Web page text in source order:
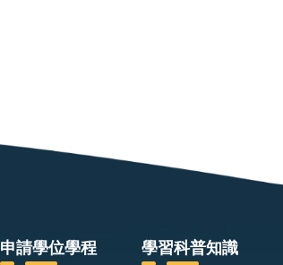
申請學位學程 學習科普知識